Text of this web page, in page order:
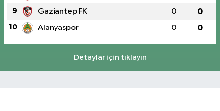
9 Gaziantep FK 0 0
10 Alanyaspor 0 0
Detaylar için tıklayın